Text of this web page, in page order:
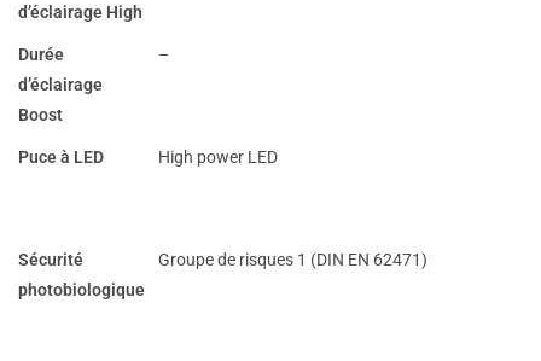
d’éclairage High
Durée
d’éclairage
Boost
–
Puce à LED High power LED
Sécurité
photobiologique
Groupe de risques 1 (DIN EN 62471)